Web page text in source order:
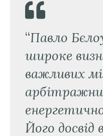
“Павло
широке
важливих
Його досвід